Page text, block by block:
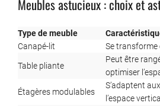
Meubles astucieux : choix et
Type de meuble
Canapé-lit
Se transforme
Table pliante
Peut être
optimiser
Étagères modulables
S’adaptent
l’espace